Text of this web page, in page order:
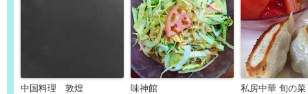
中国料理 敦煌 味神館 私房中華 旬の菜